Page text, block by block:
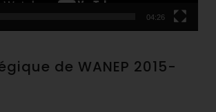
04:26
de WANEP 2015-